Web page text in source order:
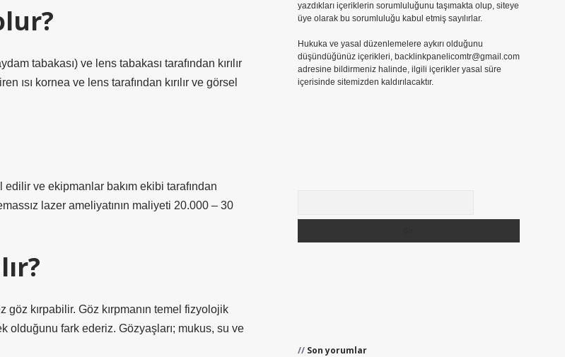
tabakası) ve lens tabakası tarafından kırılır
ısı kornea ve lens tarafından kırılır ve görsel
ve ekipmanlar bakım ekibi tarafından
lazer ameliyatının maliyeti 20.000 – 30
kırpabilir. Göz kırpmanın temel fizyolojik
olduğunu fark ederiz. Gözyaşları; mukus, su ve
yazdıkları içeriklerin sorumluluğunu taşımakta olup, siteye
üye olarak bu sorumluluğu kabul etmiş sayılırlar.
Hukuka ve yasal düzenlemelere aykırı olduğunu
düşündüğünüz içerikleri, backlinkpanelicomtr@gmail.com
adresine bildirmeniz halinde, ilgili içerikler yasal süre
içerisinde sitemizden kaldırılacaktır.
Son yorumlar